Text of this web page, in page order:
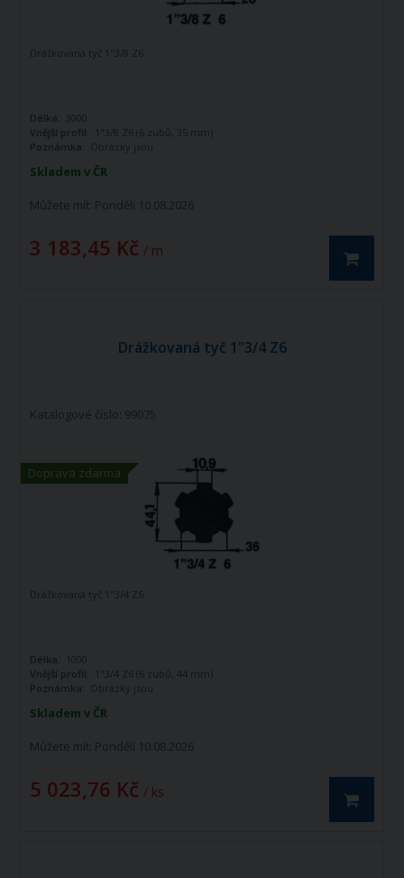
Skladem v ČR
Můžete mít: Pondělí 10.08.2026
3 183,45 Kč / m
Drážkovaná tyč 1"3/8 Z6
Délka:
Vnější profil:
1"3/8 Z6 (6 zubů, 35 mm)
Poznámka:
Obrázky jsou
Drážkovaná tyč 1"3/4 Z6
Doprava zdarma
Katalogové číslo: 99075
Skladem v ČR
Můžete mít: Pondělí 10.08.2026
5 023,76 Kč / ks
Drážkovaná tyč 1"3/4 Z6
Délka:
1000
Vnější profil:
1"3/4 Z6 (6 zubů, 44 mm)
Poznámka:
Obrázky jsou